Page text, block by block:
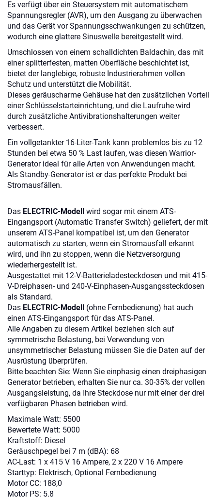
Es verfügt über ein Steuersystem mit automatischem
Spannungsregler (AVR), um den Ausgang zu überwachen
und das Gerät vor Spannungsschwankungen zu schützen,
wodurch eine glattere Sinuswelle bereitgestellt wird.
Umschlossen von einem schalldichten Baldachin, das mit
einer splitterfesten, matten Oberfläche beschichtet ist,
bietet der langlebige, robuste Industrierahmen vollen
Schutz und unterstützt die Mobilität.
Dieses geräuscharme Gehäuse hat den zusätzlichen Vorteil
einer Schlüsselstarteinrichtung, und die Laufruhe wird
durch zusätzliche Antivibrationshalterungen weiter
verbessert.
Ein vollgetankter 16-Liter-Tank kann problemlos bis zu 12
Stunden bei etwa 50 % Last laufen, was diesen Warrior-
Generator ideal für alle Arten von Anwendungen macht.
Als Standby-Generator ist er das perfekte Produkt bei
Stromausfällen.
Das ELECTRIC-Modell wird sogar mit einem ATS-
Eingangsport (Automatic Transfer Switch) geliefert, der mit
unserem ATS-Panel kompatibel ist, um den Generator
automatisch zu starten, wenn ein Stromausfall erkannt
wird, und ihn zu stoppen, wenn die Netzversorgung
wiederhergestellt ist.
Ausgestattet mit 12-V-Batterieladesteckdosen und mit 415-
V-Dreiphasen- und 240-V-Einphasen-Ausgangssteckdosen
als Standard.
Das ELECTRIC-Modell (ohne Fernbedienung) hat auch
einen ATS-Eingangsport für das ATS-Panel.
Alle Angaben zu diesem Artikel beziehen sich auf
symmetrische Belastung, bei Verwendung von
unsymmetrischer Belastung müssen Sie die Daten auf der
Ausrüstung überprüfen.
Bitte beachten Sie: Wenn Sie einphasig einen dreiphasigen
Generator betrieben, erhalten Sie nur ca. 30-35% der vollen
Ausgangsleistung, da Ihre Steckdose nur mit einer der drei
verfügbaren Phasen betrieben wird.
Maximale Watt: 5500
Bewertete Watt: 5000
Kraftstoff: Diesel
Geräuschpegel bei 7 m (dBA): 68
AC-Last: 1 x 415 V 16 Ampere, 2 x 220 V 16 Ampere
Starttyp: Elektrisch, Optional Fernbedienung
Motor CC: 188,0
Motor PS: 5.8